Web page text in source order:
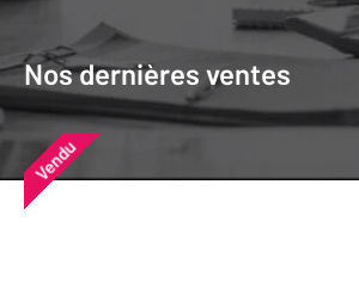
Nos dernières ventes
Nos dernières
Nos derniers biens
chez vous
Vendu